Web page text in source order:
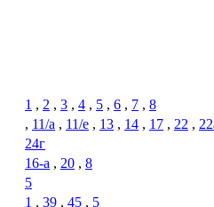
1 , 2 , 3 , 4 , 5 , 6 , 7 , 8
, 11/а , 11/е , 13 , 14 , 17 , 22 ,
24г
16-а , 20 , 8
5
1 , 39 , 45 , 5